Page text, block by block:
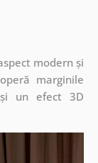
modern și
marginile
un efect 3D